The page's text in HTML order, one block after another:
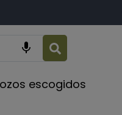

escogidos